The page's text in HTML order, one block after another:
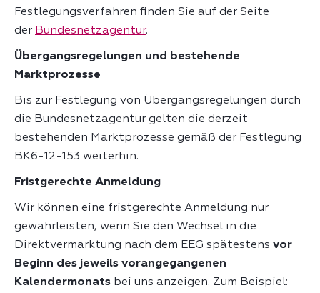
Festlegungsverfahren finden Sie auf der Seite
der Bundesnetzagentur.
Übergangsregelungen und bestehende
Marktprozesse
Bis zur Festlegung von Übergangsregelungen durch
die Bundesnetzagentur gelten die derzeit
bestehenden Marktprozesse gemäß der Festlegung
BK6-12-153 weiterhin.
Fristgerechte Anmeldung
Wir können eine fristgerechte Anmeldung nur
gewährleisten, wenn Sie den Wechsel in die
Direktvermarktung nach dem EEG spätestens vor
Beginn des jeweils vorangegangenen
Kalendermonats bei uns anzeigen. Zum Beispiel: